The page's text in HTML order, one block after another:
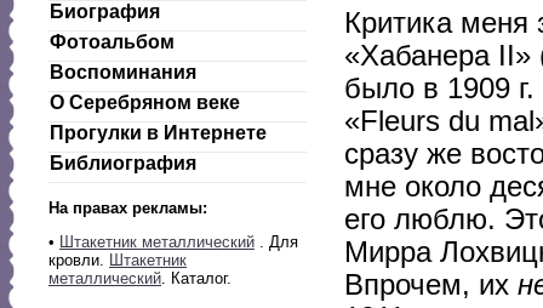
Биография
Фотоальбом
Воспоминания
О Серебряном веке
Прогулки в Интернете
Библиография
На правах рекламы:
• Штакетник металлический . Для
кровли. Штакетник
металлический. Каталог.
Критика меня
«Хабанера II»
было в 1909
«Fleurs du
сразу же
мне около
его люблю.
Мирра
Впрочем, их